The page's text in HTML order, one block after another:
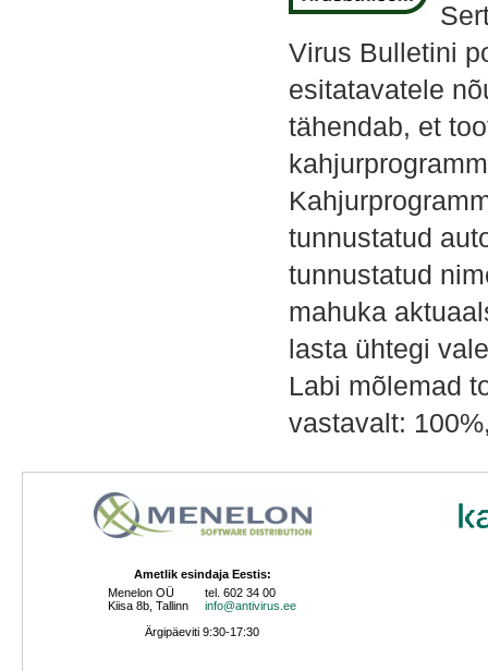
Virus Bulletini
esitatavatele
tähendab, et
tunnustatud
tunnustatud
mahuka
lasta ühtegi
Labi mõlemad
vastavalt:
Ametlik esindaja Eestis:
Menelon OÜ
Kiisa 8b, Tallinn
tel. 602 34 00
info@antivirus.ee
Ärgipäeviti 9:30-17:30